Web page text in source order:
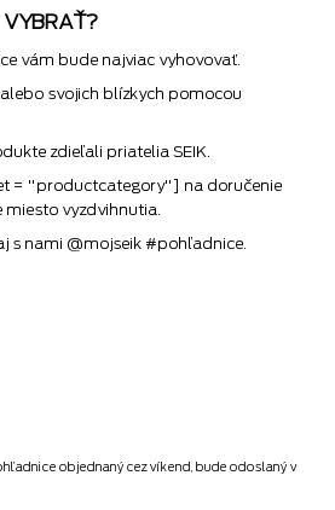
VYBRAŤ?
vám bude najviac vyhovovať.
svojich blízkych pomocou
zdieľali priatelia SEIK.
= "productcategory"] na doručenie
vyzdvihnutia.
s nami @mojseik #pohľadnice.
objednaný cez víkend, bude odoslaný v